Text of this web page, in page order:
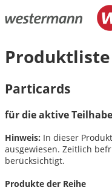
Produktliste
Particards
für die aktive
Hinweis: In dieser
ausgewiesen. Zeitlich
berücksichtigt.
Produkte der Reihe